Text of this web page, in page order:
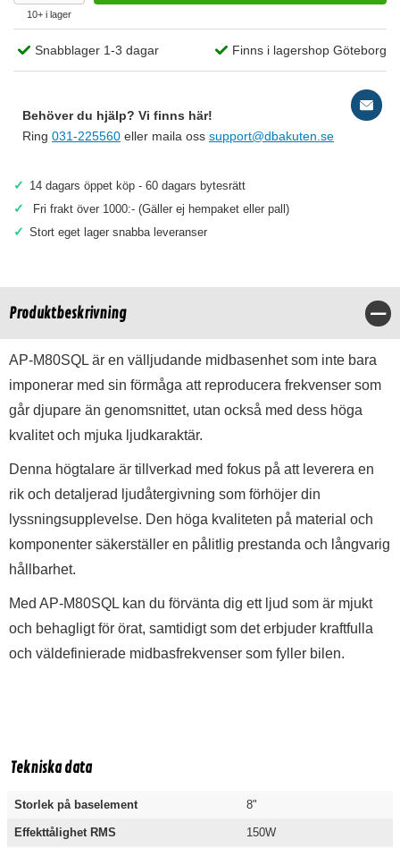
10+ i lager
Snabblager 1-3 dagar Finns i lagershop Göteborg
Behöver du hjälp? Vi finns här!
Ring 031-225560 eller maila oss support@dbakuten.se
✓ 14 dagars öppet köp - 60 dagars bytesrätt
✓ Fri frakt över 1000:- (Gäller ej hempaket eller pall)
✓ Stort eget lager snabba leveranser
Produktbeskrivning
AP-M80SQL är en välljudande midbasenhet som inte bara
imponerar med sin förmåga att reproducera frekvenser som
går djupare än genomsnittet, utan också med dess höga
kvalitet och mjuka ljudkaraktär.
Denna högtalare är tillverkad med fokus på att leverera en
rik och detaljerad ljudåtergivning som förhöjer din
lyssningsupplevelse. Den höga kvaliteten på material och
komponenter säkerställer en pålitlig prestanda och långvarig
hållbarhet.
Med AP-M80SQL kan du förvänta dig ett ljud som är mjukt
och behagligt för örat, samtidigt som det erbjuder kraftfulla
och väldefinierade midbasfrekvenser som fyller bilen.
Tekniska data
Storlek på baselement 8"
Effekttålighet RMS 150W